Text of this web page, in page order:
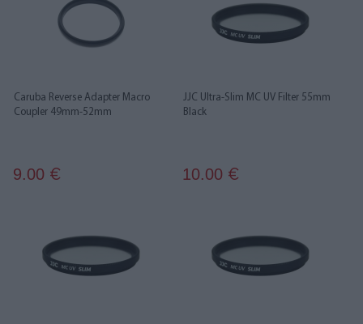
Caruba Reverse Adapter Macro
Coupler 49mm-52mm
9.00 €
JJC Ultra-Slim MC UV Filter 55mm
Black
10.00 €